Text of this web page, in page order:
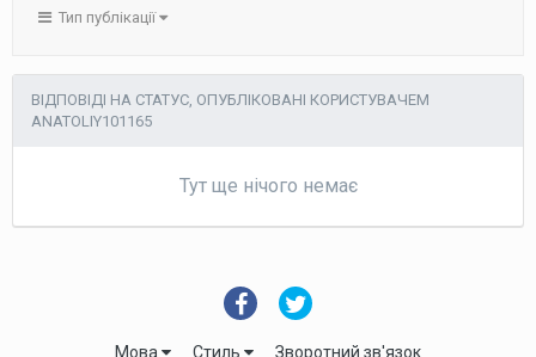
Тип публікації
ВІДПОВІДІ НА СТАТУС, ОПУБЛІКОВАНІ КОРИСТУВАЧЕМ
ANATOLIY101165
Тут ще нічого немає
Мова Стиль Зворотний зв'язок